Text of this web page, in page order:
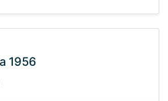
1956